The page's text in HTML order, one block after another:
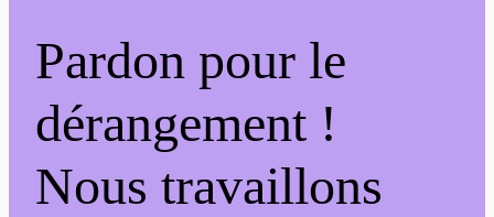
Pardon pour le
dérangement !
Nous travaillons